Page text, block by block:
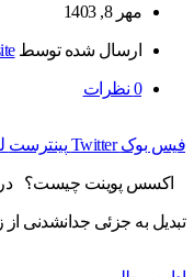
مهر 8, 1403
ارسال شده توسط
0 نظرات
فیس بوک Twitter پینترست
اکسس پوینت چیست؟ در
تبدیل به جزئی جدانشدنی